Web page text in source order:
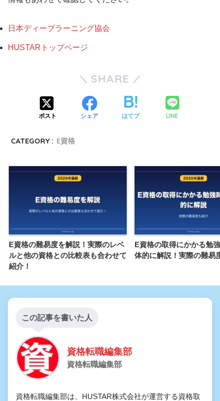
日本ディープラーニング協会
HUSTARトップページ
SHARE
ポスト シェア はてブ LINE
CATEGORY : E資格
E資格の難易度を解説！実際のレベ
ルと他の資格との比較表も合わせて
紹介！
E資格の取得にかかる勉
体的に解説！実際の難易
この記事を書いた人
資格転職編集部
資格転職編集部
資格転職編集部は、HUSTAR株式会社が運営する資格取